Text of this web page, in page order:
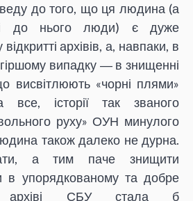
до того, що ця людина (а
до нього люди) є дуже
архівів, а, навпаки, в
випадку ― в знищенні
висвітлюють «чорні плями»
все, історії так званого
руху» ОУН минулого
також далеко не дурна.
а тим паче знищити
в упорядкованому та добре
архіві СБУ стала б